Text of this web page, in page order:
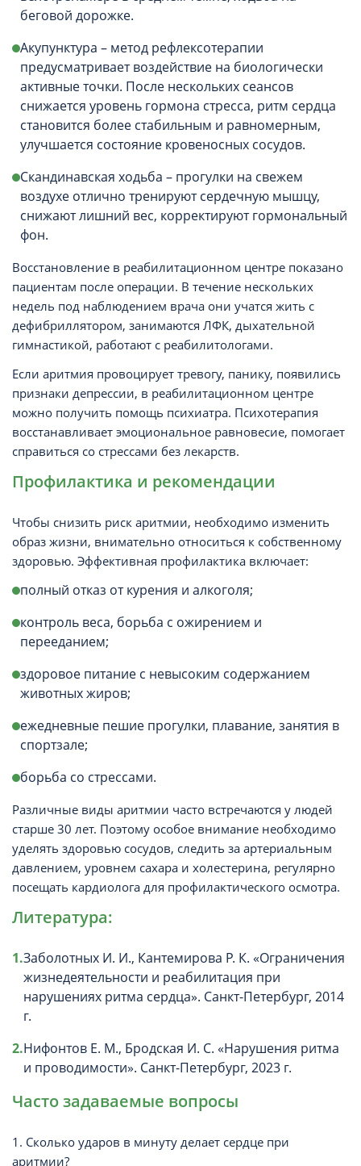
беговой дорожке.
Акупунктура – метод рефлексотерапии
предусматривает воздействие на биологически
активные точки. После нескольких сеансов
снижается уровень гормона стресса, ритм сердца
становится более стабильным и равномерным,
улучшается состояние кровеносных сосудов.
Скандинавская ходьба – прогулки на свежем
воздухе отлично тренируют сердечную мышцу,
снижают лишний вес, корректируют гормональный
фон.
Восстановление в реабилитационном центре показано
пациентам после операции. В течение нескольких
недель под наблюдением врача они учатся жить с
дефибриллятором, занимаются ЛФК, дыхательной
гимнастикой, работают с реабилитологами.
Если аритмия провоцирует тревогу, панику, появились
признаки депрессии, в реабилитационном центре
можно получить помощь психиатра. Психотерапия
восстанавливает эмоциональное равновесие, помогает
справиться со стрессами без лекарств.
Профилактика и рекомендации
Чтобы снизить риск аритмии, необходимо изменить
образ жизни, внимательно относиться к собственному
здоровью. Эффективная профилактика включает:
полный отказ от курения и алкоголя;
контроль веса, борьба с ожирением и
перееданием;
здоровое питание с невысоким содержанием
животных жиров;
ежедневные пешие прогулки, плавание, занятия в
спортзале;
борьба со стрессами.
Различные виды аритмии часто встречаются у людей
старше 30 лет. Поэтому особое внимание необходимо
уделять здоровью сосудов, следить за артериальным
давлением, уровнем сахара и холестерина, регулярно
посещать кардиолога для профилактического осмотра.
Литература:
Заболотных И. И., Кантемирова Р. К. «Ограничения
жизнедеятельности и реабилитация при
нарушениях ритма сердца». Санкт-Петербург, 2014
г.
Нифонтов Е. М., Бродская И. С. «Нарушения ритма
и проводимости». Санкт-Петербург, 2023 г.
Часто задаваемые вопросы
1. Сколько ударов в минуту делает сердце при
аритмии?